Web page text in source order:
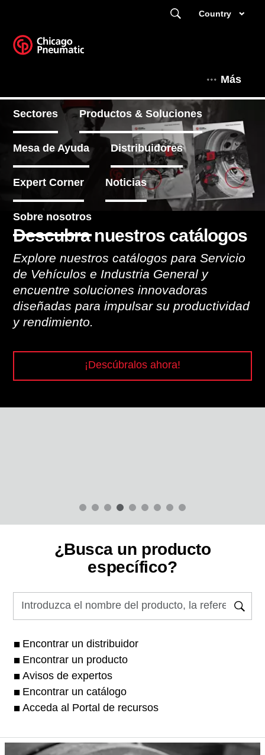
Country
Más
Sectores Productos & Soluciones
Mesa de Ayuda Distribuidores
Expert Corner Noticias
Sobre nosotros
Descubra nuestros catálogos
Explore nuestros catálogos para Servicio
de Vehículos e Industria General y
encuentre soluciones innovadoras
diseñadas para impulsar su productividad
y rendimiento.
¡Descúbralos ahora!
¿Busca un producto
específico?
Encontrar un distribuidor
Encontrar un producto
Avisos de expertos
Encontrar un catálogo
Acceda al Portal de recursos